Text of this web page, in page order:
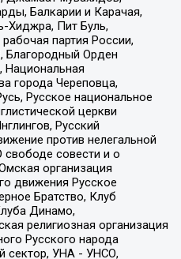
Балкарии и Карачая,
Хиджра, Пит Буль,
партия России,
Благородный Орден
Национальная
города Череповца,
Русское национальное
церкви
Русский
против нелегальной
свободе совести и о
организация
движения Русское
Братство, Клуб
Динамо,
религиозная организация
Русского народа
сектор, УНА - УНСО,